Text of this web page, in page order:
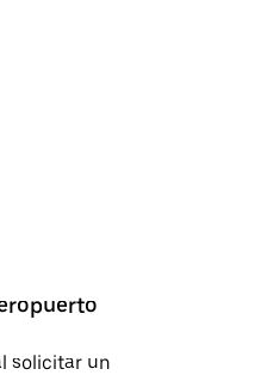
solicitar un